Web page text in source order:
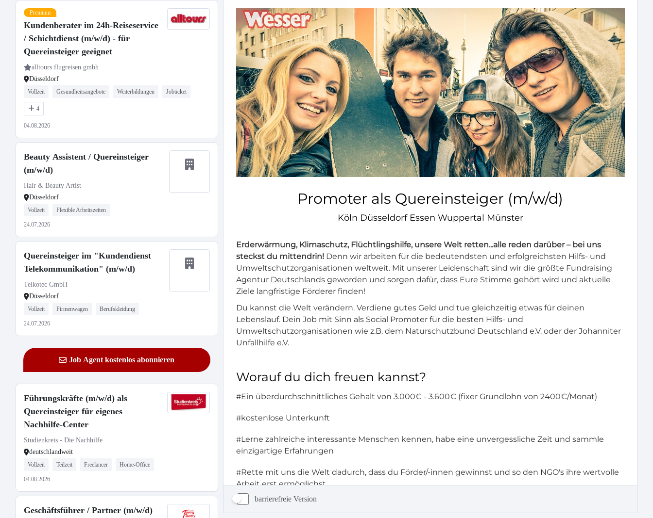
Premium
Kundenberater im 24h-Reiseservice
/ Schichtdienst (m/w/d) - für
Quereinsteiger geeignet
alltours flugreisen gmbh
Düsseldorf
Vollzeit Gesundheitsangebote Weiterbildungen Jobticket
4
04.08.2026
Beauty Assistent / Quereinsteiger
(m/w/d)
Hair & Beauty Artist
Düsseldorf
Vollzeit Flexible Arbeitszeiten
24.07.2026
Quereinsteiger im "Kundendienst
Telekommunikation" (m/w/d)
Telkotec GmbH
Düsseldorf
Vollzeit Firmenwagen Berufskleidung
24.07.2026
Job Agent kostenlos abonnieren
Führungskräfte (m/w/d) als
Quereinsteiger für eigenes
Nachhilfe-Center
Studienkreis - Die Nachhilfe
deutschlandweit
Vollzeit Teilzeit Freelancer Home-Office
04.08.2026
Geschäftsführer / Partner (m/w/d)
barrierefreie Version